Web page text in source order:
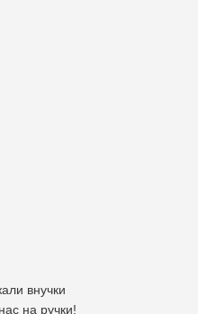
внучки
на ручки!